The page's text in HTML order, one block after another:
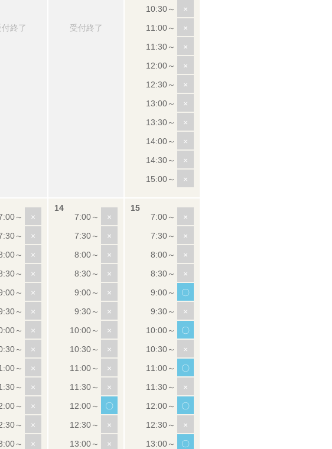
付終了 受付終了
×
×
×
×
×
×
×
×
×
×
×
×
×
×
×
×
×
×
×
×
×
×
×
×
×
×
×
×
×
×
×
×
×
〇
×
×
×
×
×
×
〇
×
〇
×
〇
×
〇
×
〇